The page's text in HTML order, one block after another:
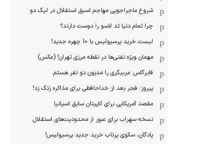
شروع ماجراجویی مهاجم اسبق استقلال در لیگ دو
چرا تمام دنیا تد لاسو را دوست دارند؟
لیست خرید پرسپولیس با 10 چهره جدید!
مهمان‌ ویژه نفتی‌ها در نقطه مرزی تهران! (عکس)
فابرگاس: مربیگری را مدیون دو نفر هستم
پیروز: فجر بعد از خداحافظی برای مذاکره زنگ زد!
مقصد آمریکایی برای کاپیتان سابق اسپانیا
نسخه سهراب برای عبور از محدودیت‌های استقلال
پادگان، سکوی پرتاب خرید جدید پرسپولیس!